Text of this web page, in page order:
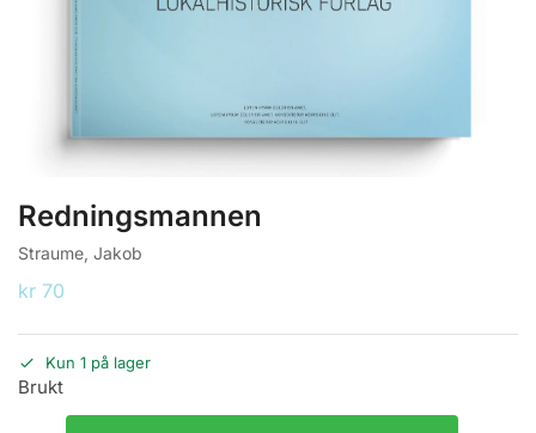
Redningsmannen
Straume, Jakob
kr 70
Kun 1 på lager
Brukt